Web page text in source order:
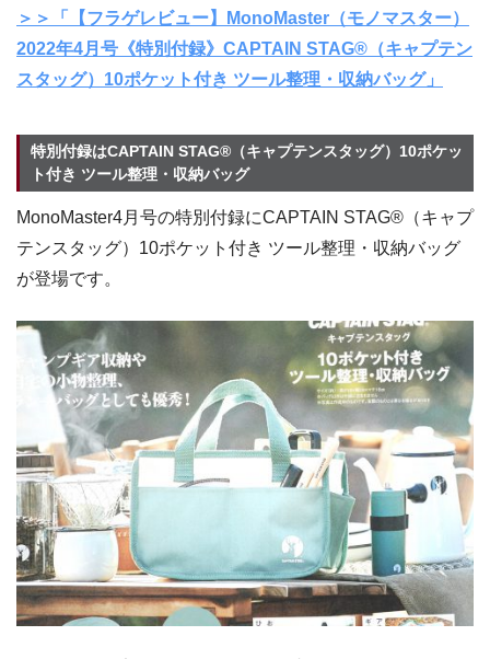
＞＞「【フラゲレビュー】MonoMaster（モノマスター）
2022年4月号《特別付録》CAPTAIN STAG®（キャプテン
スタッグ）10ポケット付き ツール整理・収納バッグ」
特別付録はCAPTAIN STAG®（キャプテンスタッグ）10ポケッ
ト付き ツール整理・収納バッグ
MonoMaster4月号の特別付録にCAPTAIN STAG®（キャプ
テンスタッグ）10ポケット付き ツール整理・収納バッグ
が登場です。